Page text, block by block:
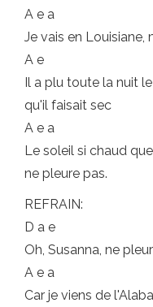
A e a
Je vais en
A e
Il a plu toute la nuit
qu'il faisait sec
A e a
Le soleil si chaud
ne pleure pas.
REFRAIN:
D a e
Oh, Susanna, ne
A e a
Car je viens de